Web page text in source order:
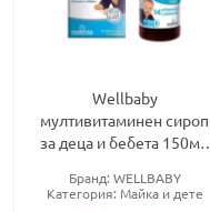
Wellbaby
мултивитаминен сироп
за деца и бебета 150мл
Бранд: WELLBABY
Категория: Майка и дете